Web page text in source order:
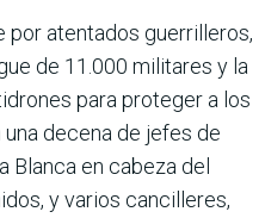
por atentados guerrilleros,
de 11.000 militares y la
para proteger a los
decena de jefes de
Blanca en cabeza del
y varios cancilleres,